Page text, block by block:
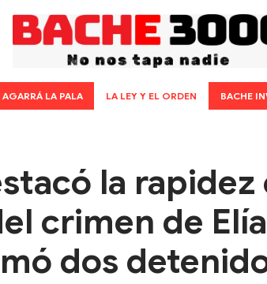
AGARRÁ LA PALA LA LEY Y EL ORDEN BACHE
la rapidez
crimen de
dos